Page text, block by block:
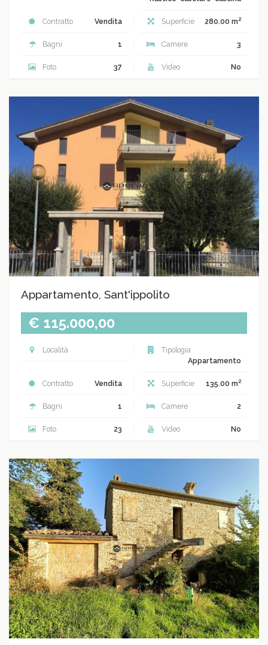
Contratto Vendita Superficie 280.00 m2
Bagni 1 Camere 3
Foto 37 Video No
Appartamento, Sant'ippolito
€ 115.000,00
Località
Tipologia
Appartamento
Contratto Vendita Superficie 135.00 m2
Bagni 1 Camere 2
Foto 23 Video No